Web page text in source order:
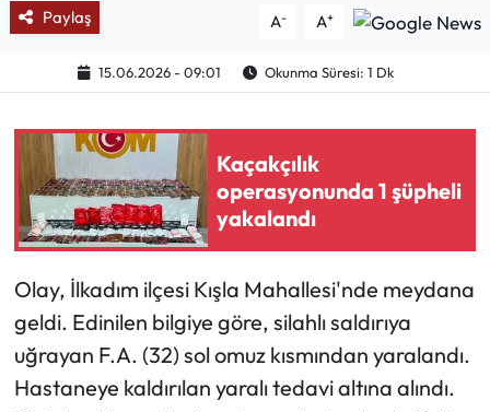
Paylaş A- A+
15.06.2026 - 09:01 Okunma Süresi: 1 Dk
Kaçakçılık
operasyonunda 1 şüpheli
yakalandı
Olay, İlkadım ilçesi Kışla Mahallesi'nde meydana
geldi. Edinilen bilgiye göre, silahlı saldırıya
uğrayan F.A. (32) sol omuz kısmından yaralandı.
Hastaneye kaldırılan yaralı tedavi altına alındı.
Karikatür Galeri
BIK
ASTROLOJİ
Spor Yazıları
Mektup Galeri
Ekonomi
Sağlık
Turizm